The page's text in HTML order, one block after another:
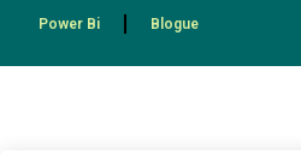
Power Bi Blogue